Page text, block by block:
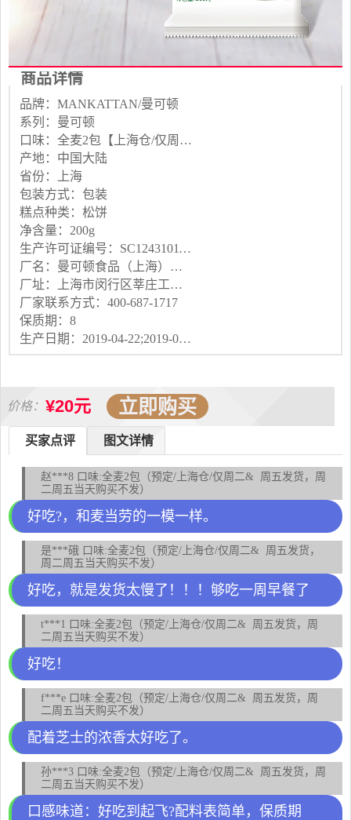
商品详情
品牌：MANKATTAN/曼可顿
系列：曼可顿
口味：全麦2包【上海仓/仅周二&周五发货】【预定/短保新鲜/发货当天生产】
产地：中国大陆
省份：上海
包装方式：包装
糕点种类：松饼
净含量：200g
生产许可证编号：SC12431011200661
厂名：曼可顿食品（上海）有限公司
厂址：上海市闵行区莘庄工业区金都路3679弄25号;
厂家联系方式：400-687-1717
保质期：8
生产日期：2019-04-22;2019-04-22
价格： ¥20元 立即购买
图文详情
买家点评
赵***8 口味:全麦2包（预定/上海仓/仅周二& 周五发货，周
二周五当天购买不发）
好吃?，和麦当劳的一模一样。
是***硪 口味:全麦2包（预定/上海仓/仅周二& 周五发货，
周二周五当天购买不发）
好吃，就是发货太慢了！！！够吃一周早餐了
t***1 口味:全麦2包（预定/上海仓/仅周二& 周五发货，周
二周五当天购买不发）
好吃！
f***e 口味:全麦2包（预定/上海仓/仅周二& 周五发货，周
二周五当天购买不发）
配着芝士的浓香太好吃了。
孙***3 口味:全麦2包（预定/上海仓/仅周二& 周五发货，周
二周五当天购买不发）
口感味道：好吃到起飞?️配料表简单，保质期